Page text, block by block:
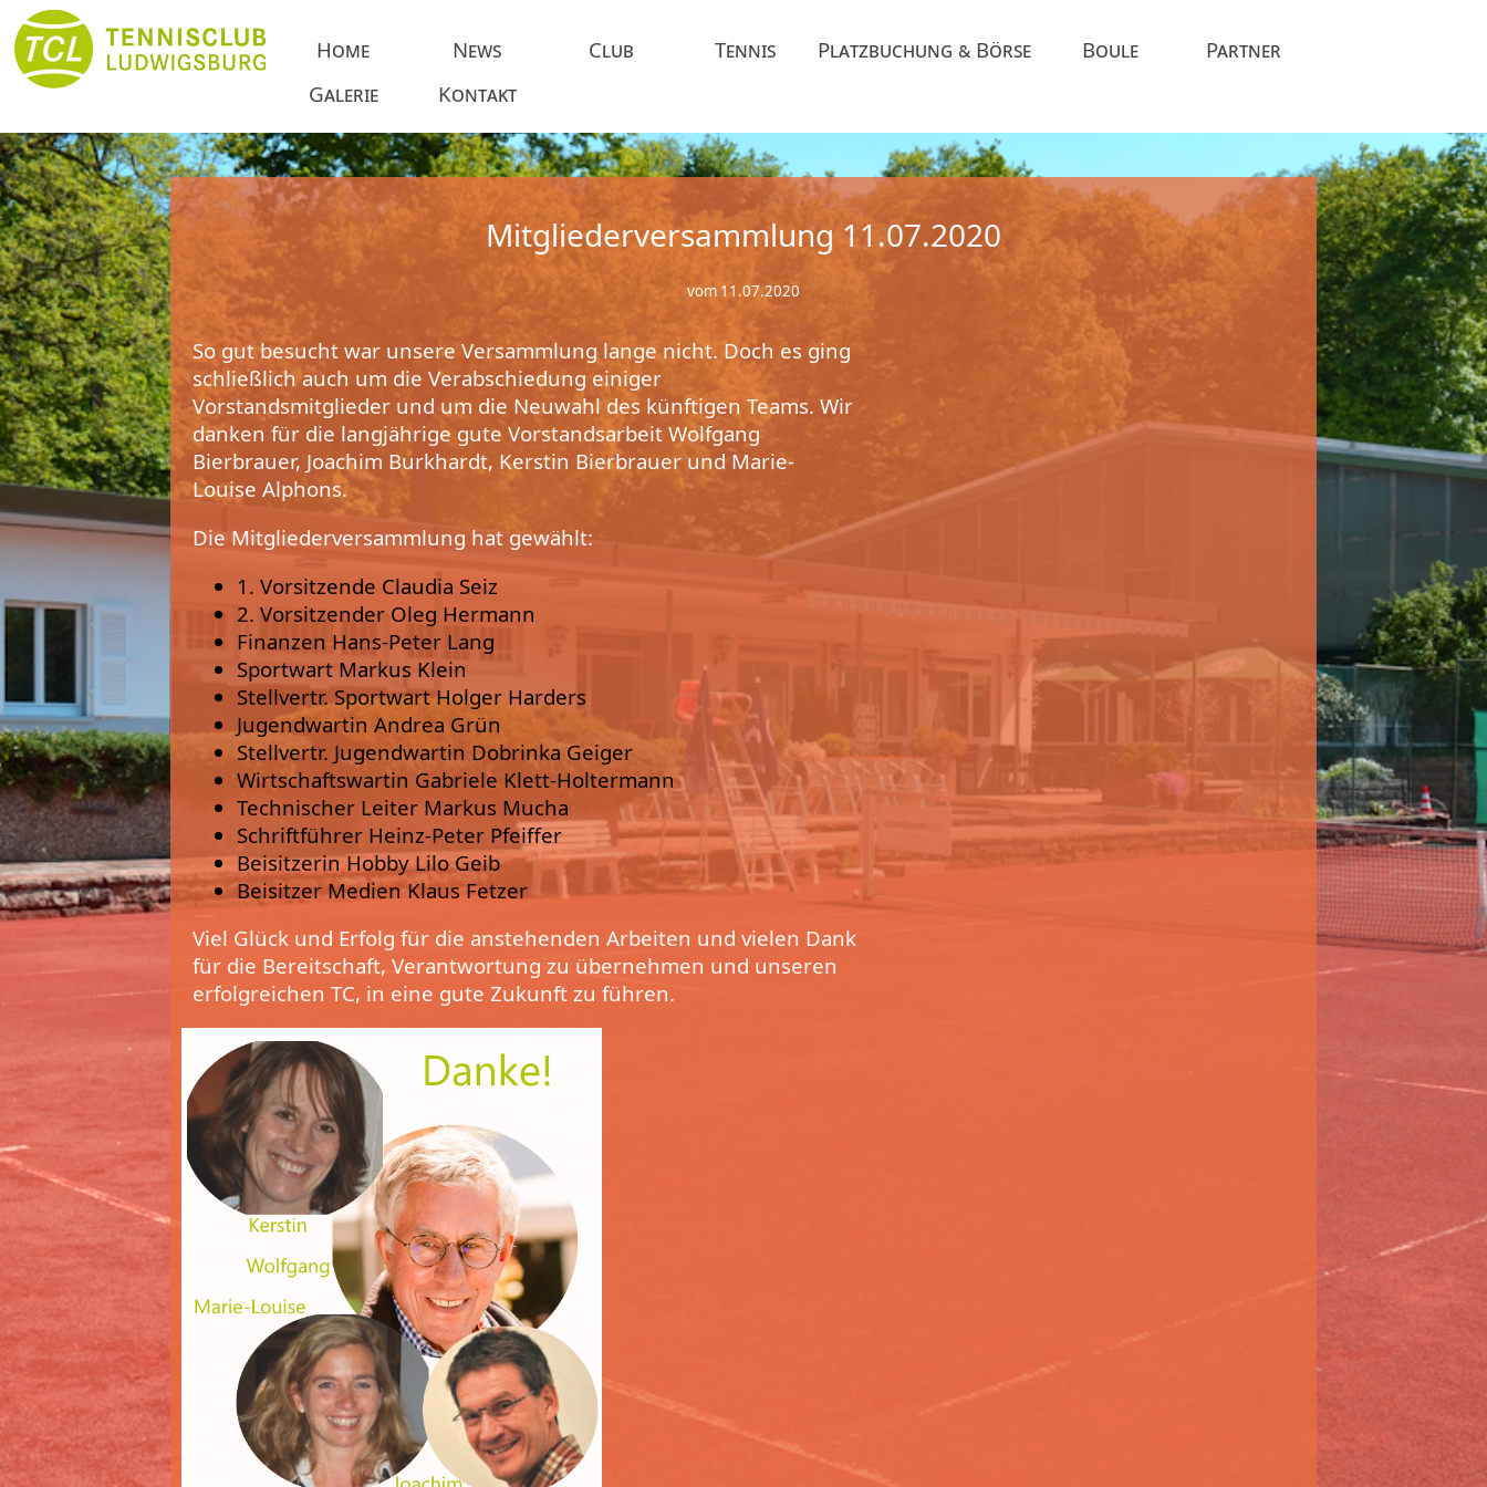
Home News Club Tennis Platzbuchung & Börse Boule
Partner
Galerie
Kontakt
Mitgliederversammlung 11.07.2020
vom 11.07.2020
So gut besucht war unsere Versammlung lange nicht. Doch es ging
schließlich auch um die Verabschiedung einiger
Vorstandsmitglieder und um die Neuwahl des künftigen Teams. Wir
danken für die langjährige gute Vorstandsarbeit Wolfgang
Bierbrauer, Joachim Burkhardt, Kerstin Bierbrauer und Marie-
Louise Alphons.
Die Mitgliederversammlung hat gewählt:
1. Vorsitzende Claudia Seiz
2. Vorsitzender Oleg Hermann
Finanzen Hans-Peter Lang
Sportwart Markus Klein
Stellvertr. Sportwart Holger Harders
Jugendwartin Andrea Grün
Stellvertr. Jugendwartin Dobrinka Geiger
Wirtschaftswartin Gabriele Klett-Holtermann
Technischer Leiter Markus Mucha
Schriftführer Heinz-Peter Pfeiffer
Beisitzerin Hobby Lilo Geib
Beisitzer Medien Klaus Fetzer
Viel Glück und Erfolg für die anstehenden Arbeiten und vielen Dank
für die Bereitschaft, Verantwortung zu übernehmen und unseren
erfolgreichen TC, in eine gute Zukunft zu führen.